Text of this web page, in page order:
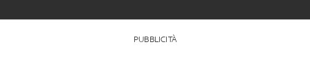
PUBBLICITÀ